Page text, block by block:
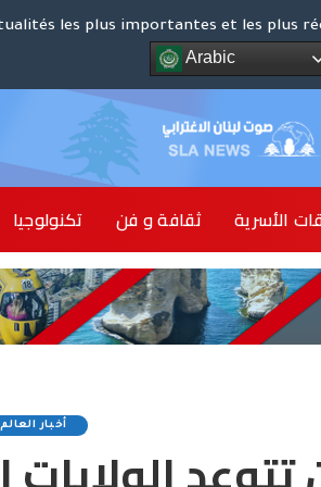
les plus importantes et les plus
Arabic
تكنولوجيا ثقافة و فن الأسرية
كوت
أخبار العالم